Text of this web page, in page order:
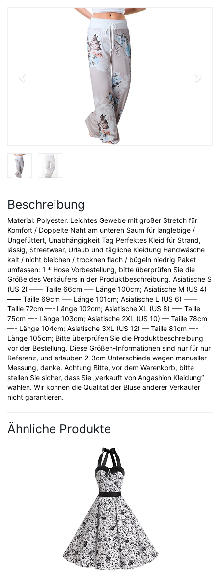
Beschreibung
Material: Polyester. Leichtes Gewebe mit großer Stretch für
Komfort / Doppelte Naht am unteren Saum für langlebige /
Ungefüttert, Unabhängigkeit Tag Perfektes Kleid für Strand,
lässig, Streetwear, Urlaub und tägliche Kleidung Handwäsche
kalt / nicht bleichen / trocknen flach / bügeln niedrig Paket
umfassen: 1 * Hose Vorbestellung, bitte überprüfen Sie die
Größe des Verkäufers in der Produktbeschreibung. Asiatische S
(US 2) —— Taille 66cm —- Länge 100cm; Asiatische M (US 4)
—— Taille 69cm —- Länge 101cm; Asiatische L (US 6) ——
Taille 72cm —- Länge 102cm; Asiatische XL (US 8) —– Taille
75cm —- Länge 103cm; Asiatische 2XL (US 10) — Taille 78cm
—- Länge 104cm; Asiatische 3XL (US 12) — Taille 81cm —-
Länge 105cm; Bitte überprüfen Sie die Produktbeschreibung
vor der Bestellung. Diese Größen-Informationen sind nur für nur
Referenz, und erlauben 2-3cm Unterschiede wegen manueller
Messung, danke. Achtung Bitte, vor dem Warenkorb, bitte
stellen Sie sicher, dass Sie „verkauft von Angashion Kleidung“
wählen. Wir können die Qualität der Bluse anderer Verkäufer
nicht garantieren.
Ähnliche Produkte